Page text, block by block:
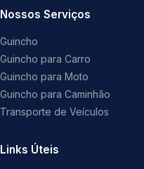
Nossos Serviços
Guincho
Guincho para Carro
Guincho para Moto
Guincho para Caminhão
Transporte de Veículos
Links Úteis